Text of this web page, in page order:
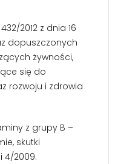
2012 z dnia 16
dopuszczonych
żywności,
się do
rozwoju i zdrowia
z grupy B –
skutki
4/2009.